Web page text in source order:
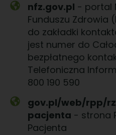
nfz.gov.pl - portal
Funduszu Zdrowia
do zakładki
jest numer do
bezpłatnego
Telefoniczna
800 190 590
gov.pl/web/rpp/
pacjenta - strona
Pacjenta